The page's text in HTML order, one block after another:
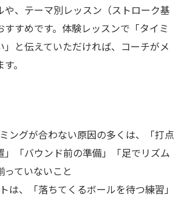
や、テーマ別レッスン（ストローク基
すめです。体験レッスンで「タイミ
」と伝えていただければ、コーチがメ
。
ングが合わない原因の多くは、「打点
」「バウンド前の準備」「足でリズム
っていないこと
は、「落ちてくるボールを待つ練習」